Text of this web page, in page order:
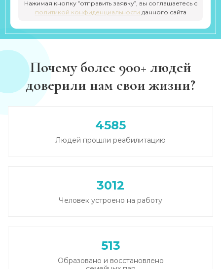
Нажимая кнопку “отправить заявку”, вы соглашаетесь с
политикой конфиденциальности данного сайта
Почему более 900+ людей
доверили нам свои жизни?
4585
Людей прошли реабилитацию
3012
Человек устроено на работу
513
Образовано и восстановлено